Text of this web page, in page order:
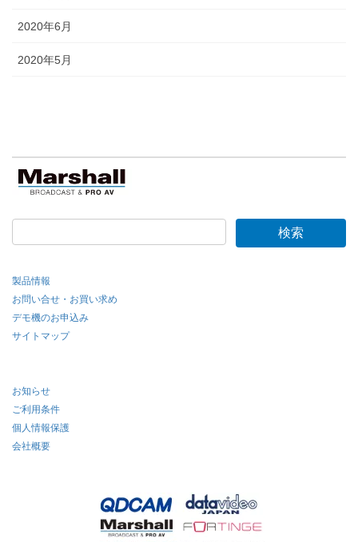
2020年6月
2020年5月
製品情報
お問い合せ・お買い求め
デモ機のお申込み
サイトマップ
お知らせ
ご利用条件
個人情報保護
会社概要